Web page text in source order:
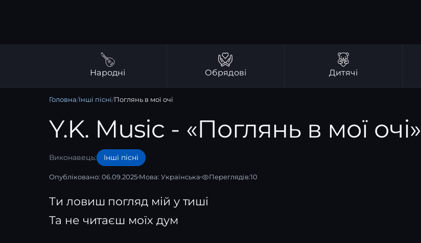
Народні Обрядові Дитячі
Головна/Інші пісні/Поглянь в мої очі
Y.K. Music - «Поглянь в мої очі»
Виконавець: Інші пісні
Опубліковано: 06.09.2025 Мова: Українська Переглядів:10
Ти ловиш погляд мій у тиші
Та не читаєш моїх дум